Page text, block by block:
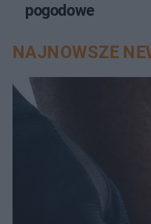
pogodowe
NAJNOWSZE